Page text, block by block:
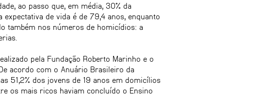
ao passo que, em média, 30% da
de vida é de 79,4 anos, enquanto
também nos números de homicídios: a
pela Fundação Roberto Marinho e o
acordo com o Anuário Brasileiro da
51,2% dos jovens de 19 anos em domicílios
os mais ricos haviam concluído o Ensino